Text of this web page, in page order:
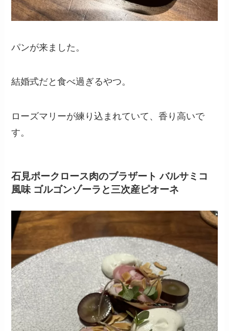
パンが来ました。
結婚式だと食べ過ぎるやつ。
ローズマリーが練り込まれていて、香り高いで
す。
石見ポークロース肉のブラザート バルサミコ
風味 ゴルゴンゾーラと三次産ピオーネ